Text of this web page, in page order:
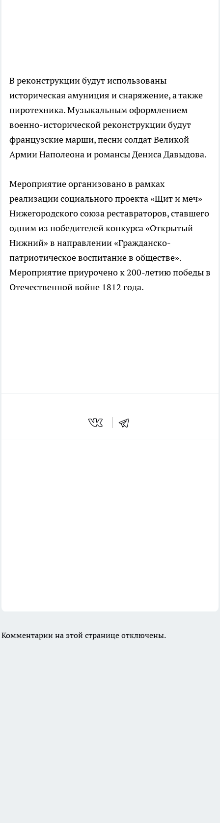
В реконструкции будут использованы
историческая амуниция и снаряжение, а также
пиротехника. Музыкальным оформлением
военно-исторической реконструкции будут
французские марши, песни солдат Великой
Армии Наполеона и романсы Дениса Давыдова.
Мероприятие организовано в рамках
реализации социального проекта «Щит и меч»
Нижегородского союза реставраторов, ставшего
одним из победителей конкурса «Открытый
Нижний» в направлении «Гражданско-
патриотическое воспитание в обществе».
Мероприятие приурочено к 200-летию победы в
Отечественной войне 1812 года.
Комментарии на этой странице отключены.